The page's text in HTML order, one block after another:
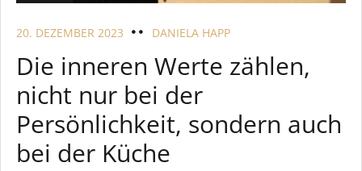
20. DEZEMBER 2023 DANIELA HAPP
Die inneren Werte zählen,
nicht nur bei der
Persönlichkeit, sondern auch
bei der Küche